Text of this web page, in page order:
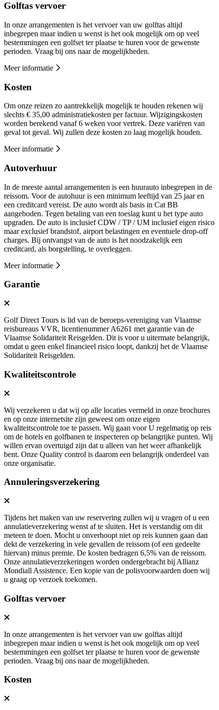
Golftas vervoer
In onze arrangementen is het vervoer van uw golftas altijd
inbegrepen maar indien u wenst is het ook mogelijk om op veel
bestemmingen een golfset ter plaatse te huren voor de gewenste
perioden. Vraag bij ons naar de mogelijkheden.
Meer informatie
Kosten
Om onze reizen zo aantrekkelijk mogelijk te houden rekenen wij
slechts € 35,00 administratiekosten per factuur. Wijzigingskosten
worden berekend vanaf 6 weken voor vertrek. Deze variëren van
geval tot geval. Wij zullen deze kosten zo laag mogelijk houden.
Meer informatie
Autoverhuur
In de meeste aantal arrangementen is een huurauto inbegrepen in de
reissom. Voor de autohuur is een minimum leeftijd van 25 jaar en
een creditcard vereist. De auto wordt als basis in Cat BB
aangeboden. Tegen betaling van een toeslag kunt u het type auto
upgraden. De auto is inclusief CDW / TP / UM inclusief eigen risico
maar exclusief brandstof, airport belastingen en eventuele drop-off
charges. Bij ontvangst van de auto is het noodzakelijk een
creditcard, als borgstelling, te overleggen.
Meer informatie
Garantie
Golf Direct Tours is lid van de beroeps-vereniging van Vlaamse
reisbureaus VVR, licentienummer A6261 met garantie van de
Vlaamse Solidariteit Reisgelden. Dit is voor u uitermate belangrijk,
omdat u geen enkel financieel risico loopt, dankzij het de Vlaamse
Solidariteit Reisgelden.
Kwaliteitscontrole
Wij verzekeren u dat wij op alle locaties vermeld in onze brochures
en op onze internetsite zijn geweest om onze eigen
kwaliteitscontrole toe te passen. Wij gaan voor U regelmatig op reis
om de hotels en golfbanen te inspecteren op belangrijke punten. Wij
willen ervan overtuigd zijn dat u alleen van het weer afhankelijk
bent. Onze Quality control is daarom een belangrijk onderdeel van
onze organisatie.
Annuleringsverzekering
Tijdens het maken van uw reservering zullen wij u vragen of u een
annulatieverzekering wenst af te sluiten. Het is verstandig om dit
meteen te doen. Mocht u onverhoopt niet op reis kunnen gaan dan
dekt de verzekering in vele gevallen de reissom (of een gedeelte
hiervan) minus premie. De kosten bedragen 6,5% van de reissom.
Onze annulatieverzekeringen worden ondergebracht bij Allianz
Mondiall Assistence. Een kopie van de polisvoorwaarden doen wij
u graag op verzoek toekomen.
Golftas vervoer
In onze arrangementen is het vervoer van uw golftas altijd
inbegrepen maar indien u wenst is het ook mogelijk om op veel
bestemmingen een golfset ter plaatse te huren voor de gewenste
perioden. Vraag bij ons naar de mogelijkheden.
Kosten